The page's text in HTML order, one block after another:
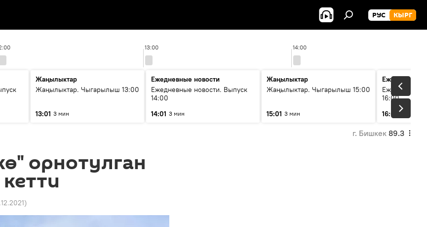
РУС КЫРГ
13:00 14:00
Жаңылыктар
Жаңылыктар. Чыгарылыш 13:00
13:01 3 мин
Ежедневные новости
Ежедневные новости. Выпуск
14:00
14:01 3 мин
Жаңылыктар
Жаңылыктар. Чыгарылыш 15:00
15:01 3 мин
Ежедневные
Ежедневные
16:00
16:01
3 мин
г. Бишкек 89.3
орнотулган
)